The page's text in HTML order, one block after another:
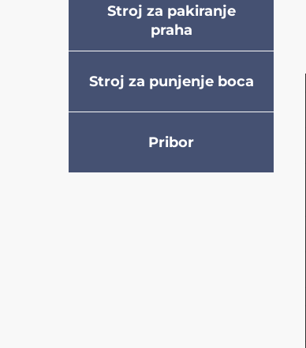
Stroj za pakiranje
praha
Stroj za punjenje boca
Pribor